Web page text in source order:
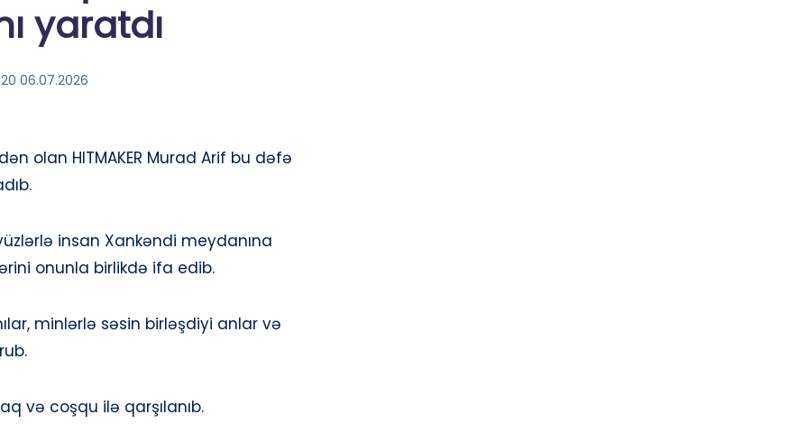
yaratdı
06.07.2026
olan HITMAKER Murad Arif bu dəfə
insan Xankəndi meydanına
onunla birlikdə ifa edib.
minlərlə səsin birləşdiyi anlar və
və coşqu ilə qarşılanıb.